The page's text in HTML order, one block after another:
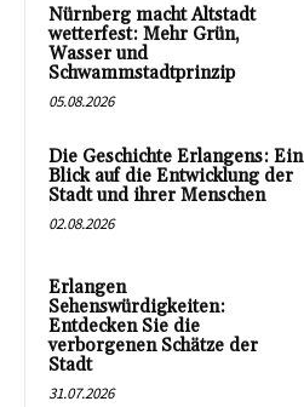
Nürnberg macht Altstadt
wetterfest: Mehr Grün,
Wasser und
Schwammstadtprinzip
05.08.2026
Die Geschichte Erlangens: Ein
Blick auf die Entwicklung der
Stadt und ihrer Menschen
02.08.2026
Erlangen
Sehenswürdigkeiten:
Entdecken Sie die
verborgenen Schätze der
Stadt
31.07.2026